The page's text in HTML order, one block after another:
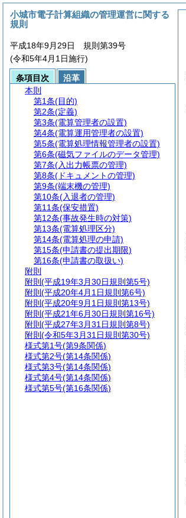
小城市電子計算組織の管理運営に関する
規則
平成18年9月29日 規則第39号
(令和5年4月1日施行)
条項目次
沿革
本則
第1条(目的)
第2条(定義)
第3条(電算管理者の設置)
第4条(電算運用管理者の設置)
第5条(電算処理情報管理者の設置)
第6条(磁気ファイルのデータ管理)
第7条(入出力帳票の管理)
第8条(ドキュメントの管理)
第9条(端末機の管理)
第10条(入退者の管理)
第11条(保安措置)
第12条(事故発生時の対策)
第13条(電算処理区分)
第14条(電算処理の申請)
第15条(申請書の提出期限)
第16条(申請書の取扱い)
附則
附則 (平成19年3月30日規則第5号)
附則 (平成20年4月1日規則第6号)
附則 (平成20年9月1日規則第13号)
附則 (平成21年6月30日規則第16号)
附則 (平成27年3月31日規則第8号)
附則 (令和5年3月31日規則第30号)
様式第1号(第9条関係)
様式第2号(第14条関係)
様式第3号(第14条関係)
様式第4号(第14条関係)
様式第5号(第16条関係)